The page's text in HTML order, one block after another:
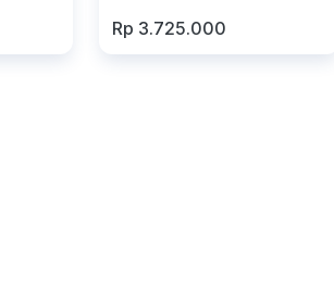
Rp 3.725.000